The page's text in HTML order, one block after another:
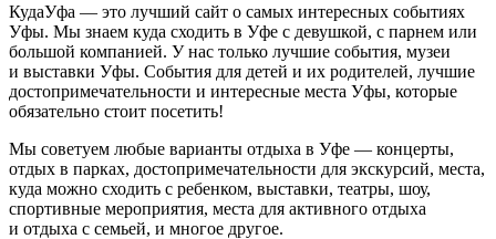
КудаУфа — это лучший сайт о самых интересных событиях
Уфы. Мы знаем куда сходить в Уфе с девушкой, с парнем или
большой компанией. У нас только лучшие события, музеи
и выставки Уфы. События для детей и их родителей, лучшие
достопримечательности и интересные места Уфы, которые
обязательно стоит посетить!
Мы советуем любые варианты отдыха в Уфе — концерты,
отдых в парках, достопримечательности для экскурсий, места,
куда можно сходить с ребенком, выставки, театры, шоу,
спортивные мероприятия, места для активного отдыха
и отдыха с семьей, и многое другое.